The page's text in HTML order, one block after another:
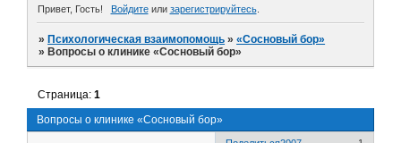
Привет, Гость! Войдитеили зарегистрируйтесь.
»Психологическая взаимопомощь »«Сосновый бор»
»Вопросы о клинике «Сосновый бор»
Вопросы о клинике «Сосновый бор»
Страница:1